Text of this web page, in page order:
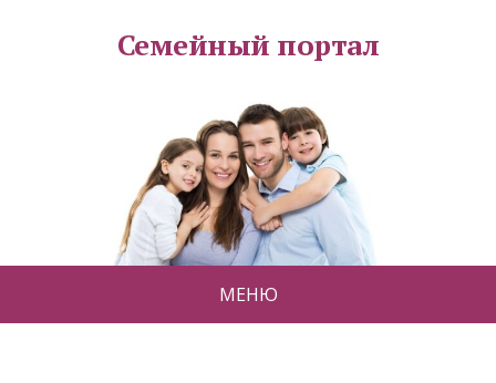
Семейный портал
МЕНЮ